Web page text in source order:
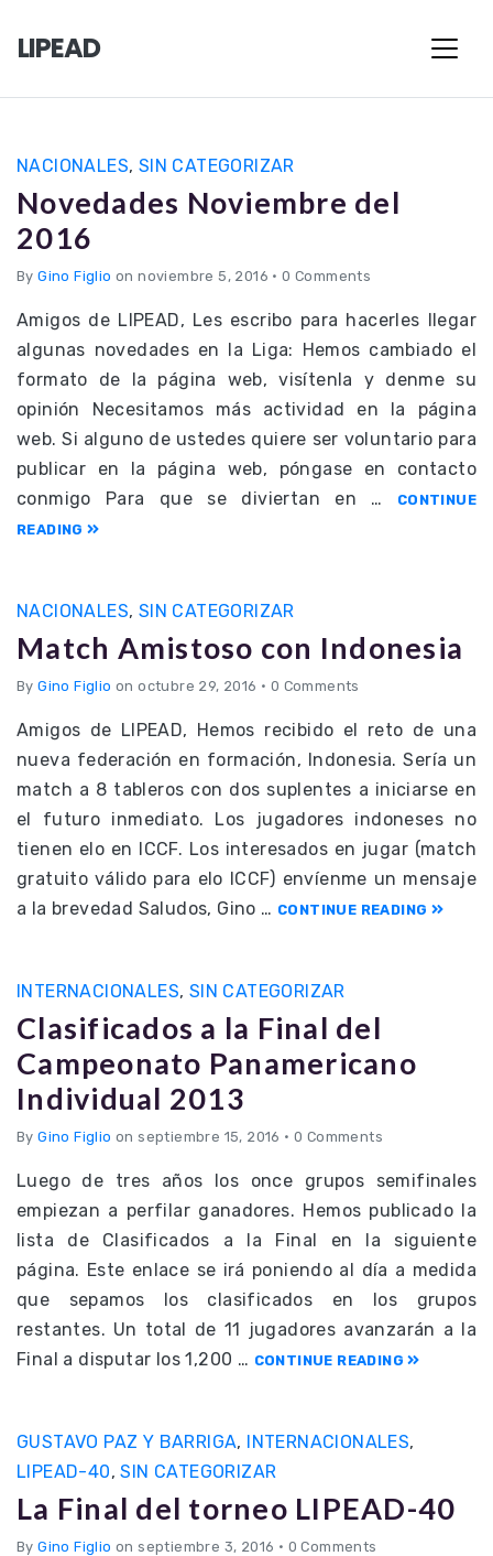
LIPEAD
NACIONALES, SIN CATEGORIZAR
Novedades Noviembre del
2016
ByGino Figlio on noviembre 5, 2016 • 0 Comments
Amigos de LIPEAD, Les escribo para hacerles llegar
algunas novedades en la Liga: Hemos cambiado el
formato de la página web, visítenla y denme su
opinión Necesitamos más actividad en la página
web. Si alguno de ustedes quiere ser voluntario para
publicar en la página web, póngase en contacto
conmigo Para que se diviertan en …
CONTINUE
READING
NACIONALES, SIN CATEGORIZAR
Match Amistoso con Indonesia
ByGino Figlio on octubre 29, 2016 • 0 Comments
Amigos de LIPEAD, Hemos recibido el reto de una
nueva federación en formación, Indonesia. Sería un
match a 8 tableros con dos suplentes a iniciarse en
el futuro inmediato. Los jugadores indoneses no
tienen elo en ICCF. Los interesados en jugar (match
gratuito válido para elo ICCF) envíenme un mensaje
a la brevedad Saludos, Gino … CONTINUE READING
INTERNACIONALES, SIN CATEGORIZAR
Clasificados a la Final del
Campeonato Panamericano
Individual 2013
ByGino Figlio on septiembre 15, 2016 • 0 Comments
Luego de tres años los once grupos semifinales
empiezan a perfilar ganadores. Hemos publicado la
lista de Clasificados a la Final en la siguiente
página. Este enlace se irá poniendo al día a medida
que sepamos los clasificados en los grupos
restantes. Un total de 11 jugadores avanzarán a la
Final a disputar los 1,200 … CONTINUE READING
GUSTAVO PAZ Y BARRIGA, INTERNACIONALES,
LIPEAD-40,SIN CATEGORIZAR
La Final del torneo LIPEAD-40
ByGino Figlio on septiembre 3, 2016 • 0 Comments